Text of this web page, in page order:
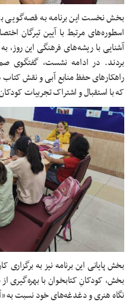
بخش نخست این برنامه به قصه‌گویی
اسطوره‌های مرتبط با آیین تیرگان
آشنایی با ریشه‌های فرهنگی این
بردند. در ادامه نشست، گفتگوی
راهکارهای حفظ منابع آبی و نقش
که با استقبال و اشتراک تجربیات
بخش پایانی این برنامه نیز به
بخش، کودکانِ کتابخوان با
نگاه هنری و دغدغه‌های خود نسبت به